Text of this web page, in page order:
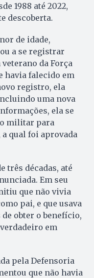
1988 até 2022,
descoberta.
de idade,
a se registrar
da Força
havia falecido em
registro, ela
uma nova
ela se
militar para
qual foi aprovada
três décadas, até
Em seu
que não vivia
pai, e que usava
obter o benefício,
em
pela Defensoria
que não havia